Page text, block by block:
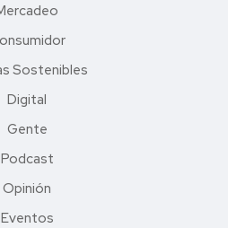
Sostenibles
Digital
Gente
Podcast
Opinión
Eventos